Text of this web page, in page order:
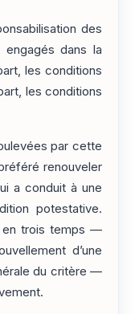
des
dans la
les conditions
les conditions
par cette
renouveler
a conduit à une
potestative.
en trois temps —
d’une
du critère —